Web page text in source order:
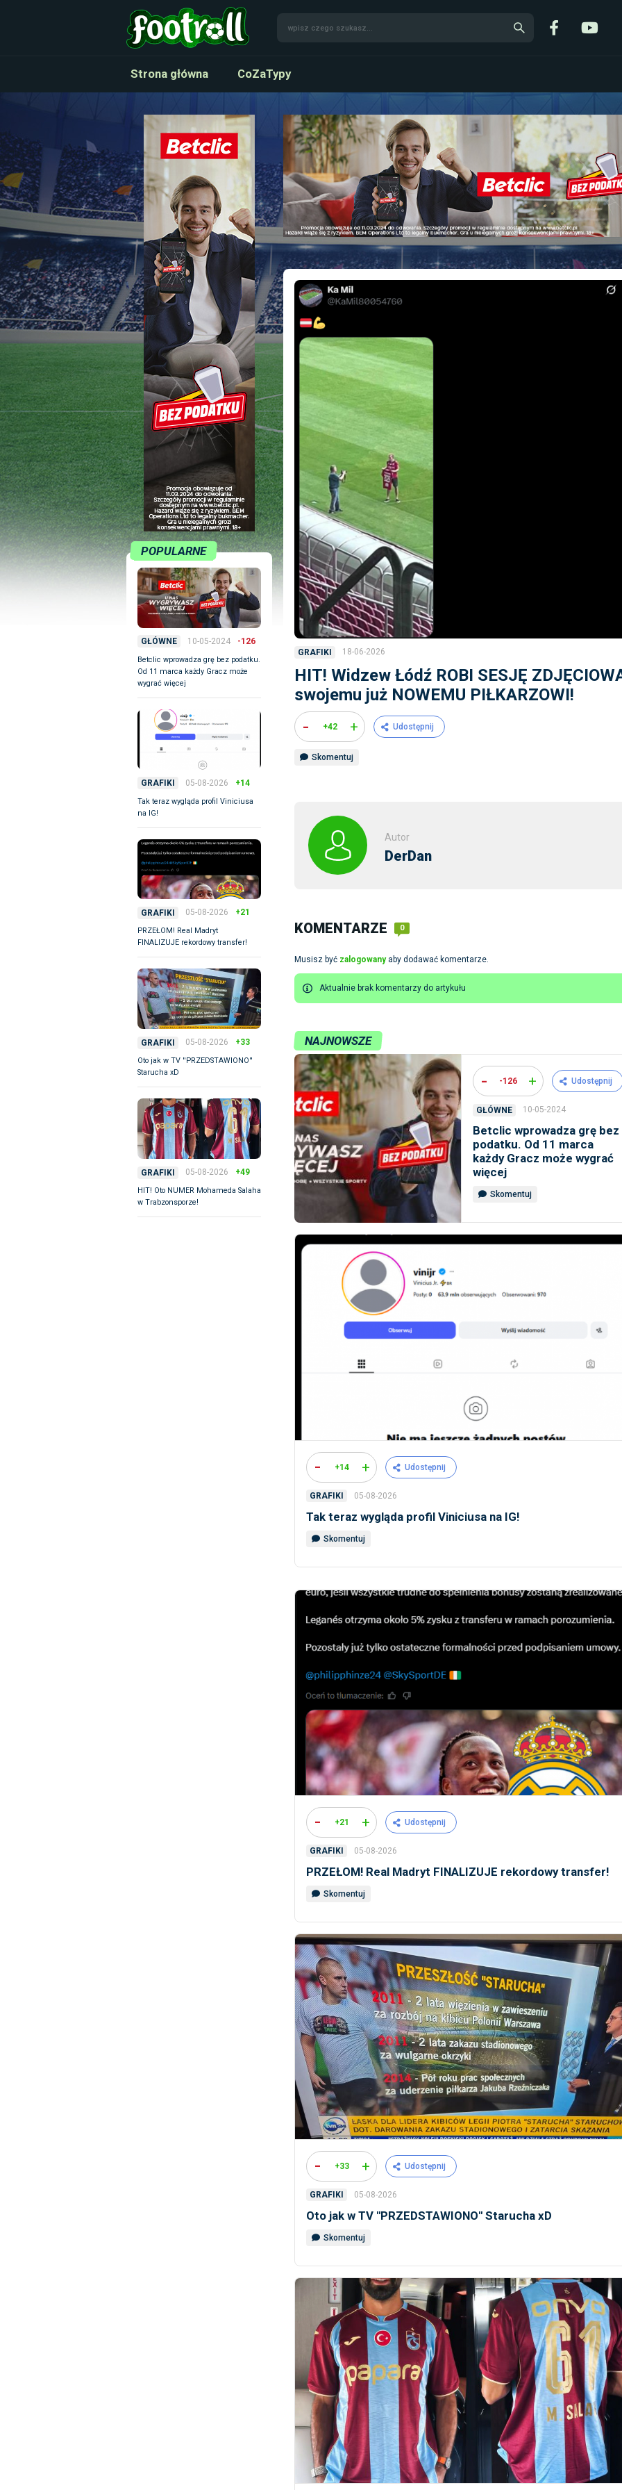
Strona główna CoZaTypy
POPULARNE
GŁÓWNE 10-05-2024 -126
Betclic wprowadza grę bez podatku.
Od 11 marca każdy Gracz może
wygrać więcej
GRAFIKI 05-08-2026 +14
Tak teraz wygląda profil Viniciusa
na IG!
GRAFIKI 05-08-2026 +21
PRZEŁOM! Real Madryt
FINALIZUJE rekordowy transfer!
GRAFIKI 05-08-2026 +33
Oto jak w TV ''PRZEDSTAWIONO''
Starucha xD
GRAFIKI 05-08-2026 +49
HIT! Oto NUMER Mohameda Salaha
w Trabzonsporze!
GRAFIKI 18-06-2026
HIT! Widzew Łódź ROBI SESJĘ
swojemu już NOWEMU PIŁKARZOWI!
- +42 + Udostępnij
Skomentuj
Autor
DerDan
KOMENTARZE 0
Musisz być zalogowanyaby dodawać komentarze.
Aktualnie brak komentarzy do artykułu
NAJNOWSZE
- -126 + Udostępnij
GŁÓWNE 10-05-2024
Betclic wprowadza grę bez
podatku. Od 11 marca
każdy Gracz może wygrać
więcej
Skomentuj
- +14 + Udostępnij
GRAFIKI 05-08-2026
Tak teraz wygląda profil Viniciusa na IG!
Skomentuj
- +21 + Udostępnij
GRAFIKI 05-08-2026
PRZEŁOM! Real Madryt FINALIZUJE rekordowy transfer!
Skomentuj
- +33 + Udostępnij
GRAFIKI 05-08-2026
Oto jak w TV ''PRZEDSTAWIONO'' Starucha xD
Skomentuj